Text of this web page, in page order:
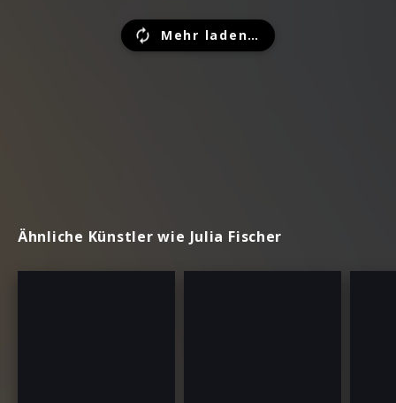
Mehr laden…
Ähnliche Künstler wie Julia Fischer